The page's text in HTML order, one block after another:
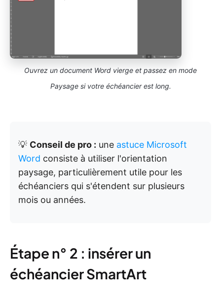
Ouvrez un document Word vierge et passez en mode
Paysage si votre échéancier est long.
💡 Conseil de pro : une astuce Microsoft
Word consiste à utiliser l'orientation
paysage, particulièrement utile pour les
échéanciers qui s'étendent sur plusieurs
mois ou années.
Étape n° 2 : insérer un
échéancier SmartArt